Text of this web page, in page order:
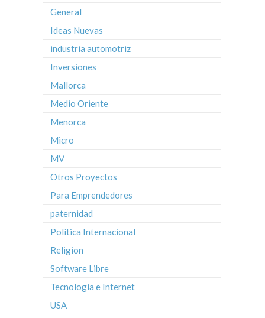
General
Ideas Nuevas
industria automotriz
Inversiones
Mallorca
Medio Oriente
Menorca
Micro
MV
Otros Proyectos
Para Emprendedores
paternidad
Política Internacional
Religion
Software Libre
Tecnología e Internet
USA